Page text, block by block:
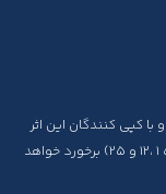
کپی کنندگان این اثر
بنا به قوانین جرایم رایانه ای جمهوری اسلامی ایران (ماده ۱ ،۱۲ و ۲۵) برخورد خواهد